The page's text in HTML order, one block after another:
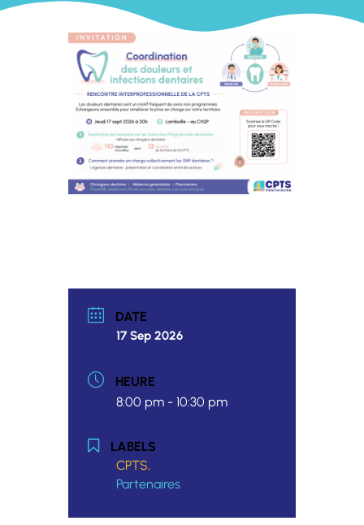
DATE
17 Sep 2026
HEURE
8:00 pm - 10:30 pm
LABELS
CPTS,
Partenaires